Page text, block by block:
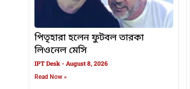
পিতৃহারা হলেন ফুটবল তারকা
লিওনেল মেসি
IPT Desk August 8, 2026
Read Now »